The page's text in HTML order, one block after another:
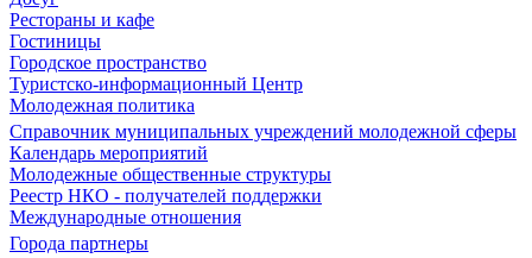
Рестораны и кафе
Гостиницы
Городское пространство
Туристско-информационный Центр
Молодежная политика
Справочник муниципальных учреждений молодежной сферы
Календарь мероприятий
Молодежные общественные структуры
Реестр НКО - получателей поддержки
Международные отношения
Города партнеры